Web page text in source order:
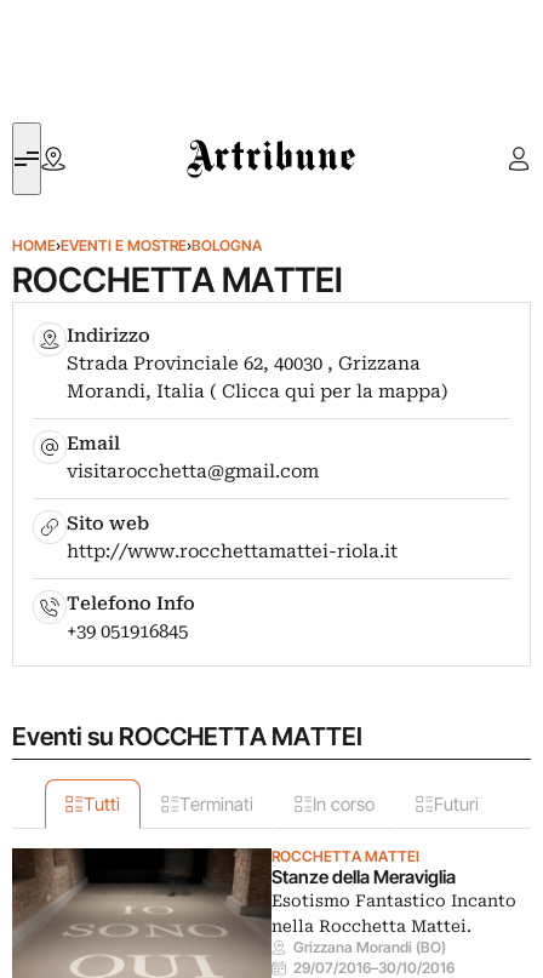
Artribune
HOME›EVENTI E MOSTRE›BOLOGNA
ROCCHETTA MATTEI
Indirizzo
Strada Provinciale 62, 40030 , Grizzana
Morandi, Italia ( Clicca qui per la mappa)
Email
visitarocchetta@gmail.com
Sito web
http://www.rocchettamattei-riola.it
Telefono Info
+39 051916845
Eventi su ROCCHETTA MATTEI
Tutti Terminati In corso Futuri
ROCCHETTA MATTEI
Stanze della Meraviglia
Esotismo Fantastico Incanto
nella Rocchetta Mattei.
Grizzana Morandi (BO)
29/07/2016–30/10/2016